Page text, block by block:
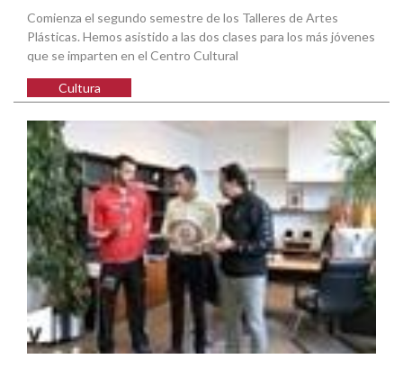
Comienza el segundo semestre de los Talleres de Artes
Plásticas. Hemos asistido a las dos clases para los más jóvenes
que se imparten en el Centro Cultural
Cultura